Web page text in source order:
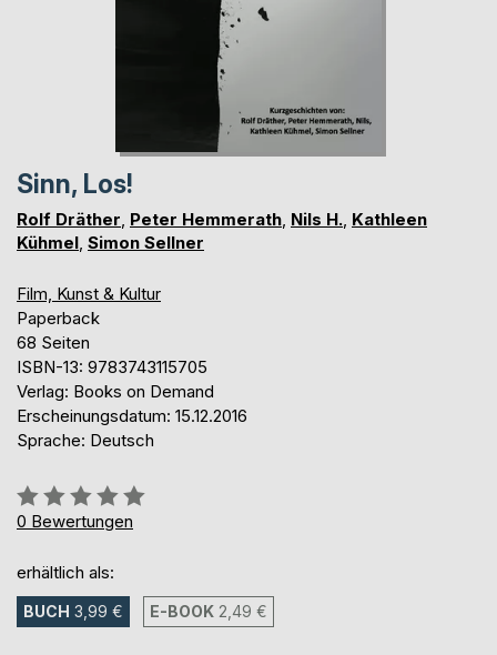
Sinn, Los!
Rolf Dräther, Peter Hemmerath, Nils H., Kathleen
Kühmel, Simon Sellner
Film, Kunst & Kultur
Paperback
68 Seiten
ISBN-13: 9783743115705
Verlag: Books on Demand
Erscheinungsdatum: 15.12.2016
Sprache: Deutsch
Bewertung::
0%
0 Bewertungen
erhältlich als:
BUCH 3,99 € E-BOOK 2,49 €